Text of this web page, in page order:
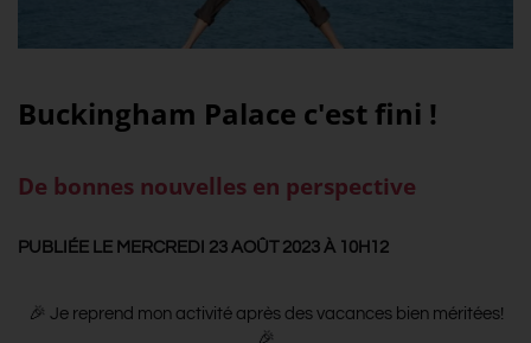
Buckingham Palace c'est fini !
De bonnes nouvelles en perspective
PUBLIÉE LE MERCREDI 23 AOÛT 2023 À 10H12
🎉 Je reprend mon activité après des vacances bien méritées!
🎉